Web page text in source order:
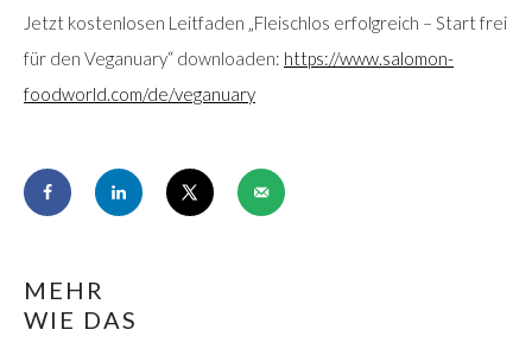
Jetzt kostenlosen Leitfaden „Fleischlos erfolgreich – Start frei
für den Veganuary“ downloaden: https://www.salomon-
foodworld.com/de/veganuary
MEHR
WIE DAS